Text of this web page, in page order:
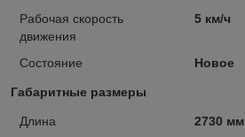
Рабочая скорость
движения
5 км/ч
Состояние Новое
Габаритные размеры
Длина
2730 мм